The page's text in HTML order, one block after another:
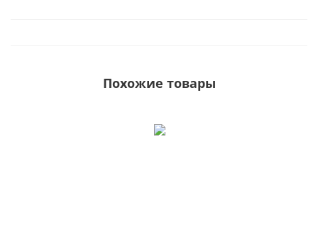
Похожие товары